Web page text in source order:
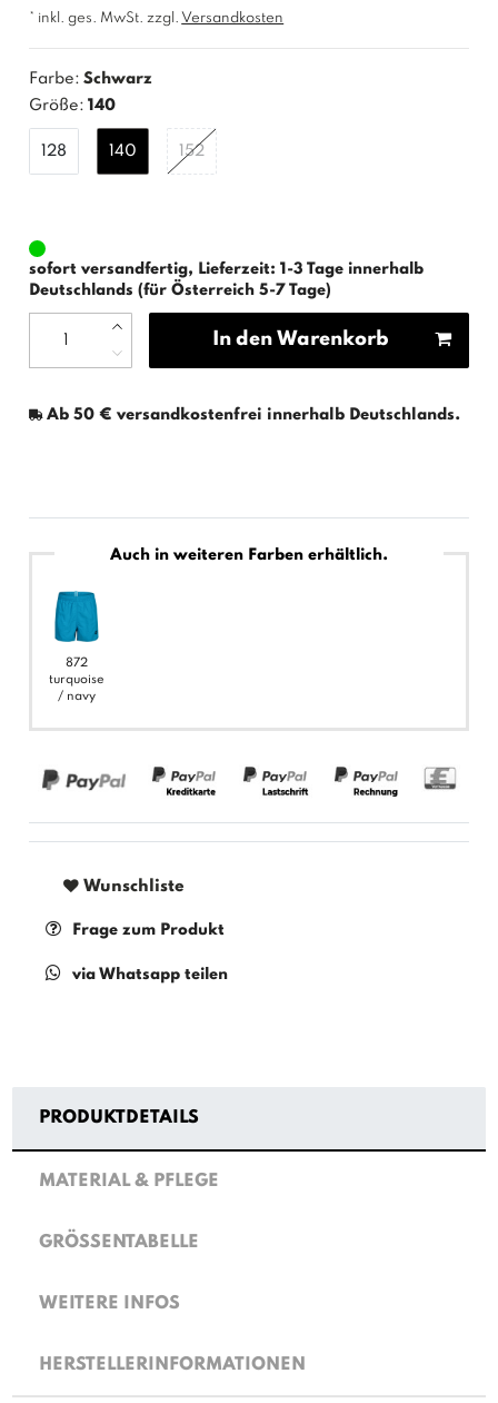
* inkl. ges. MwSt. zzgl. Versandkosten
Farbe:Schwarz
Größe: 140
128 140 152
sofort versandfertig, Lieferzeit: 1-3 Tage innerhalb
Deutschlands (für Österreich 5-7 Tage)
In den Warenkorb
Ab 50 € versandkostenfrei innerhalb Deutschlands.
Auch in weiteren Farben erhältlich.
872
turquoise
/ navy
Wunschliste
Frage zum Produkt
via Whatsapp teilen
PRODUKTDETAILS
MATERIAL & PFLEGE
GRÖSSENTABELLE
WEITERE INFOS
HERSTELLERINFORMATIONEN